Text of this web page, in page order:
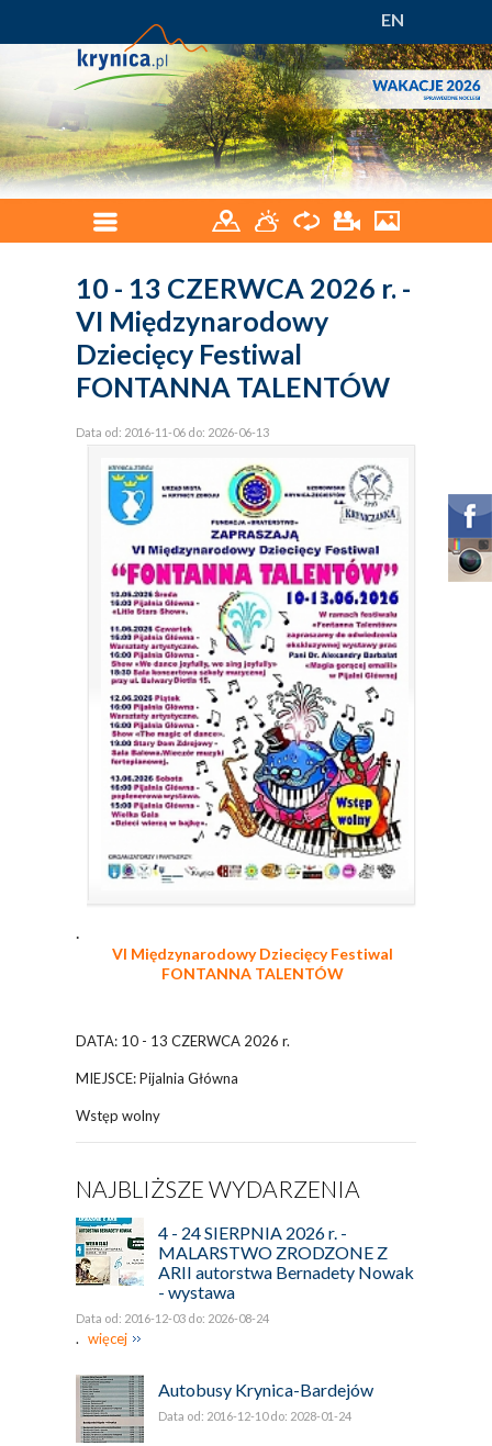
EN
10 - 13 CZERWCA 2026 r. -
VI Międzynarodowy
Dziecięcy Festiwal
FONTANNA TALENTÓW
Data od: 2016-11-06 do: 2026-06-13
.
VI Międzynarodowy Dziecięcy Festiwal
FONTANNA TALENTÓW
DATA: 10 - 13 CZERWCA 2026 r.
MIEJSCE: Pijalnia Główna
Wstęp wolny
NAJBLIŻSZE WYDARZENIA
4 - 24 SIERPNIA 2026 r. -
MALARSTWO ZRODZONE Z
ARII autorstwa Bernadety Nowak
- wystawa
Data od: 2016-12-03 do: 2026-08-24
. więcej
Autobusy Krynica-Bardejów
Data od: 2016-12-10 do: 2028-01-24